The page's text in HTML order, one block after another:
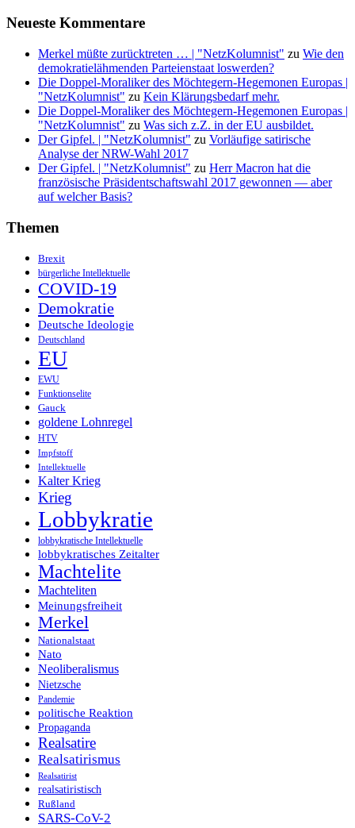
Neueste Kommentare
Merkel müßte zurücktreten … | "NetzKolumnist" zu Wie den
demokratielähmenden Parteienstaat loswerden?
Die Doppel-Moraliker des Möchtegern-Hegemonen Europas |
"NetzKolumnist" zu Kein Klärungsbedarf mehr.
Die Doppel-Moraliker des Möchtegern-Hegemonen Europas |
"NetzKolumnist" zu Was sich z.Z. in der EU ausbildet.
Der Gipfel. | "NetzKolumnist" zu Vorläufige satirische
Analyse der NRW-Wahl 2017
Der Gipfel. | "NetzKolumnist" zu Herr Macron hat die
französische Präsidentschaftswahl 2017 gewonnen — aber
auf welcher Basis?
Themen
Brexit
bürgerliche Intellektuelle
COVID-19
Demokratie
Deutsche Ideologie
Deutschland
EU
EWU
Funktionselite
Gauck
goldene Lohnregel
HTV
Impfstoff
Intellektuelle
Kalter Krieg
Krieg
Lobbykratie
lobbykratische Intellektuelle
lobbykratisches Zeitalter
Machtelite
Machteliten
Meinungsfreiheit
Merkel
Nationalstaat
Nato
Neoliberalismus
Nietzsche
Pandemie
politische Reaktion
Propaganda
Realsatire
Realsatirismus
Realsatirist
realsatiristisch
Rußland
SARS-CoV-2